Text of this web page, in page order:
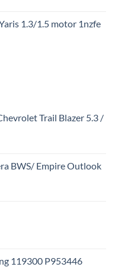
1.3/1.5 motor 1nzfe
Trail Blazer 5.3 /
BWS/ Empire Outlook
119300 P953446